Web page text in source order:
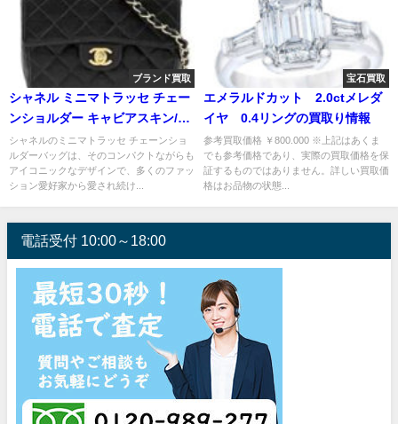
ブランド買取
シャネル ミニマトラッセ チェー
ンショルダー キャビアスキン/買
取実績
シャネルのミニマトラッセ チェーンショ
ルダーバッグは、そのコンパクトながらも
アイコニックなデザインで、多くのファッ
ション愛好家から愛され続け...
宝石買取
エメラルドカット 2.0ctメレダ
イヤ 0.4リングの買取り情報
参考買取価格 ￥800.000 ※上記はあくま
でも参考価格であり、実際の買取価格を保
証するものではありません。詳しい買取価
格はお品物の状態...
電話受付 10:00～18:00